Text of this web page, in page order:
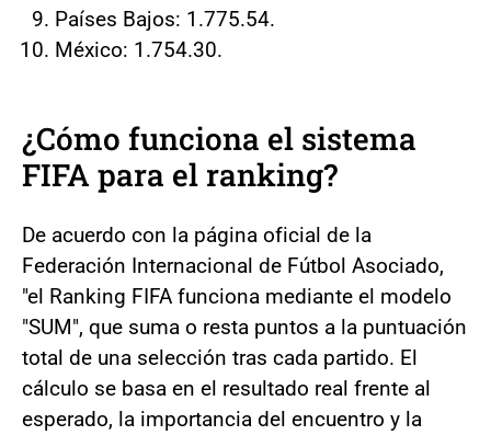
Países Bajos: 1.775.54.
México: 1.754.30.
¿Cómo funciona el sistema
FIFA para el ranking?
De acuerdo con la página oficial de la
Federación Internacional de Fútbol Asociado,
"el Ranking FIFA funciona mediante el modelo
"SUM", que suma o resta puntos a la puntuación
total de una selección tras cada partido. El
cálculo se basa en el resultado real frente al
esperado, la importancia del encuentro y la